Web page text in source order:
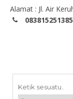
Alamat : Jl. Air
083815251385